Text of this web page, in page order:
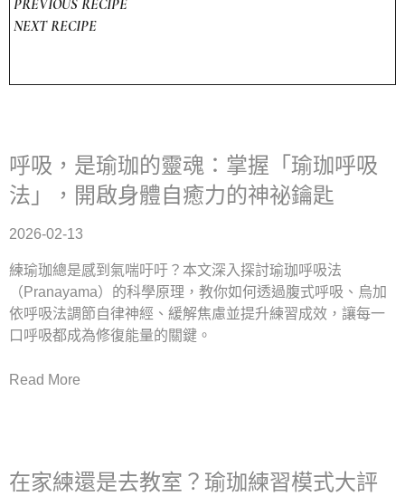
PREVIOUS RECIPE
NEXT RECIPE
呼吸，是瑜珈的靈魂：掌握「瑜珈呼吸
法」，開啟身體自癒力的神祕鑰匙
2026-02-13
練瑜珈總是感到氣喘吁吁？本文深入探討瑜珈呼吸法
（Pranayama）的科學原理，教你如何透過腹式呼吸、烏加
依呼吸法調節自律神經、緩解焦慮並提升練習成效，讓每一
口呼吸都成為修復能量的關鍵。
Read More
在家練還是去教室？瑜珈練習模式大評